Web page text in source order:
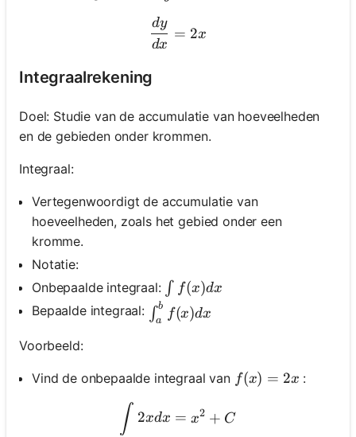
Stel
Vraag
\frac{d y}{d x}=2 x
dx
dy
= 2x
Integraalrekening
Doel: Studie van de accumulatie van hoeveelheden
en de gebieden onder krommen.
Integraal:
Vertegenwoordigt de accumulatie van
hoeveelheden, zoals het gebied onder een
kromme.
Notatie:
Onbepaalde integraal: \int f(x) d x
∫ f(x)dx
Bepaalde integraal: \int_a^b f(x) d x
∫a
b
f(x)dx
Voorbeeld:
Vind de onbepaalde integraal van f(x)=2 x
f(x) = 2x :
\int 2 x d x=x^2+C
∫ 2xdx = x2 + C